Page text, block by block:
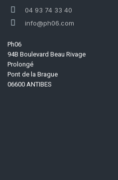
04 93 74 33 40
info@ph06.com
Ph06
94B Boulevard Beau Rivage
Prolongé
Pont de la Brague
06600 ANTIBES